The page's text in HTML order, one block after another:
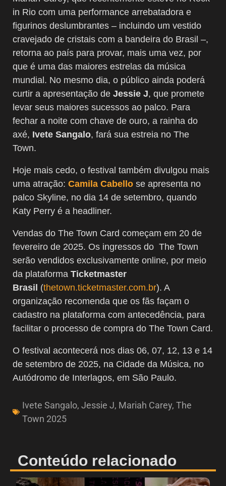
in Rio com uma performance arrebatadora e
figurinos deslumbrantes – incluindo um vestido
cravejado de cristais com a bandeira do Brasil –,
retorna ao país para provar, mais uma vez, por
que é uma das maiores estrelas da música
mundial. No mesmo dia, o público ainda poderá
curtir a apresentação de Jessie J, que promete
levar seus maiores sucessos ao palco. Para
fechar a noite com chave de ouro, a rainha do
axé, Ivete Sangalo, fará sua estreia no The
Town.
Hoje mais cedo, o festival também divulgou mais
uma atração: Camila Cabello se apresenta no
palco Skyline, no dia 14 de setembro, quando
Katy Perry é a headliner.
Vendas do The Town Card começam em 20 de
fevereiro de 2025. Os ingressos do The Town
serão vendidos exclusivamente online, por meio
da plataforma Ticketmaster
Brasil (thetown.ticketmaster.com.br). A
organização recomenda que os fãs façam o
cadastro na plataforma com antecedência, para
facilitar o processo de compra do The Town Card.
O festival acontecerá nos dias 06, 07, 12, 13 e 14
de setembro de 2025, na Cidade da Música, no
Autódromo de Interlagos, em São Paulo.
Ivete Sangalo, Jessie J, Mariah Carey, The
Town 2025
Conteúdo relacionado